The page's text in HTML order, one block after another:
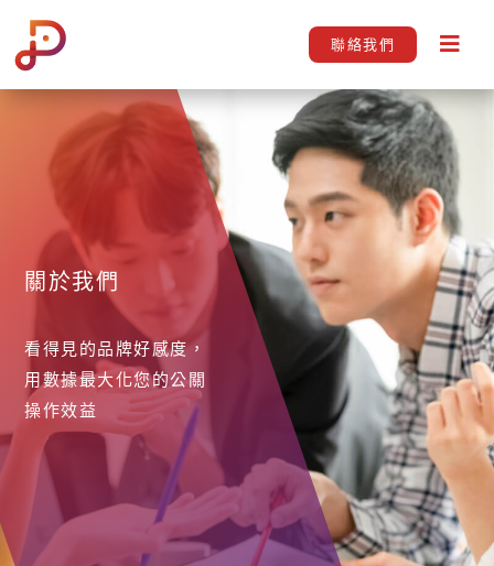
聯絡我們
關於我們
看得見的品牌好感度，
用數據最大化您的公關
操作效益